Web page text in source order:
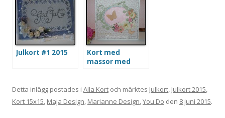
Julkort #1 2015
Kort med
massor med
Detta inlägg postades i Alla Kort och märktes Julkort, Julkort 2015,
Kort 15x15, Maja Design, Marianne Design,You Do den 8 juni 2015.